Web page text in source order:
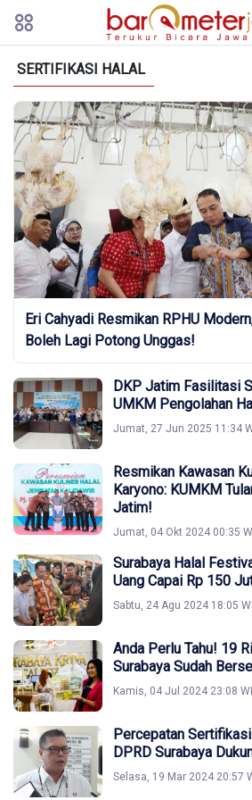
SERTIFIKASI HALAL
Eri Cahyadi Resmikan RPHU
Boleh Lagi Potong Unggas!
DKP Jatim Fasilitasi
UMKM Pengolahan
Jumat, 27 Jun 2025 11:34
Resmikan Kawasan
Karyono: KUMKM
Jatim!
Jumat, 04 Okt 2024 00:35
Surabaya Halal
Uang Capai Rp 150
Sabtu, 24 Agu 2024 18:05
Anda Perlu Tahu! 19
Surabaya Sudah
Kamis, 04 Jul 2024 23:08
Percepatan
DPRD Surabaya
Selasa, 19 Mar 2024 20:57